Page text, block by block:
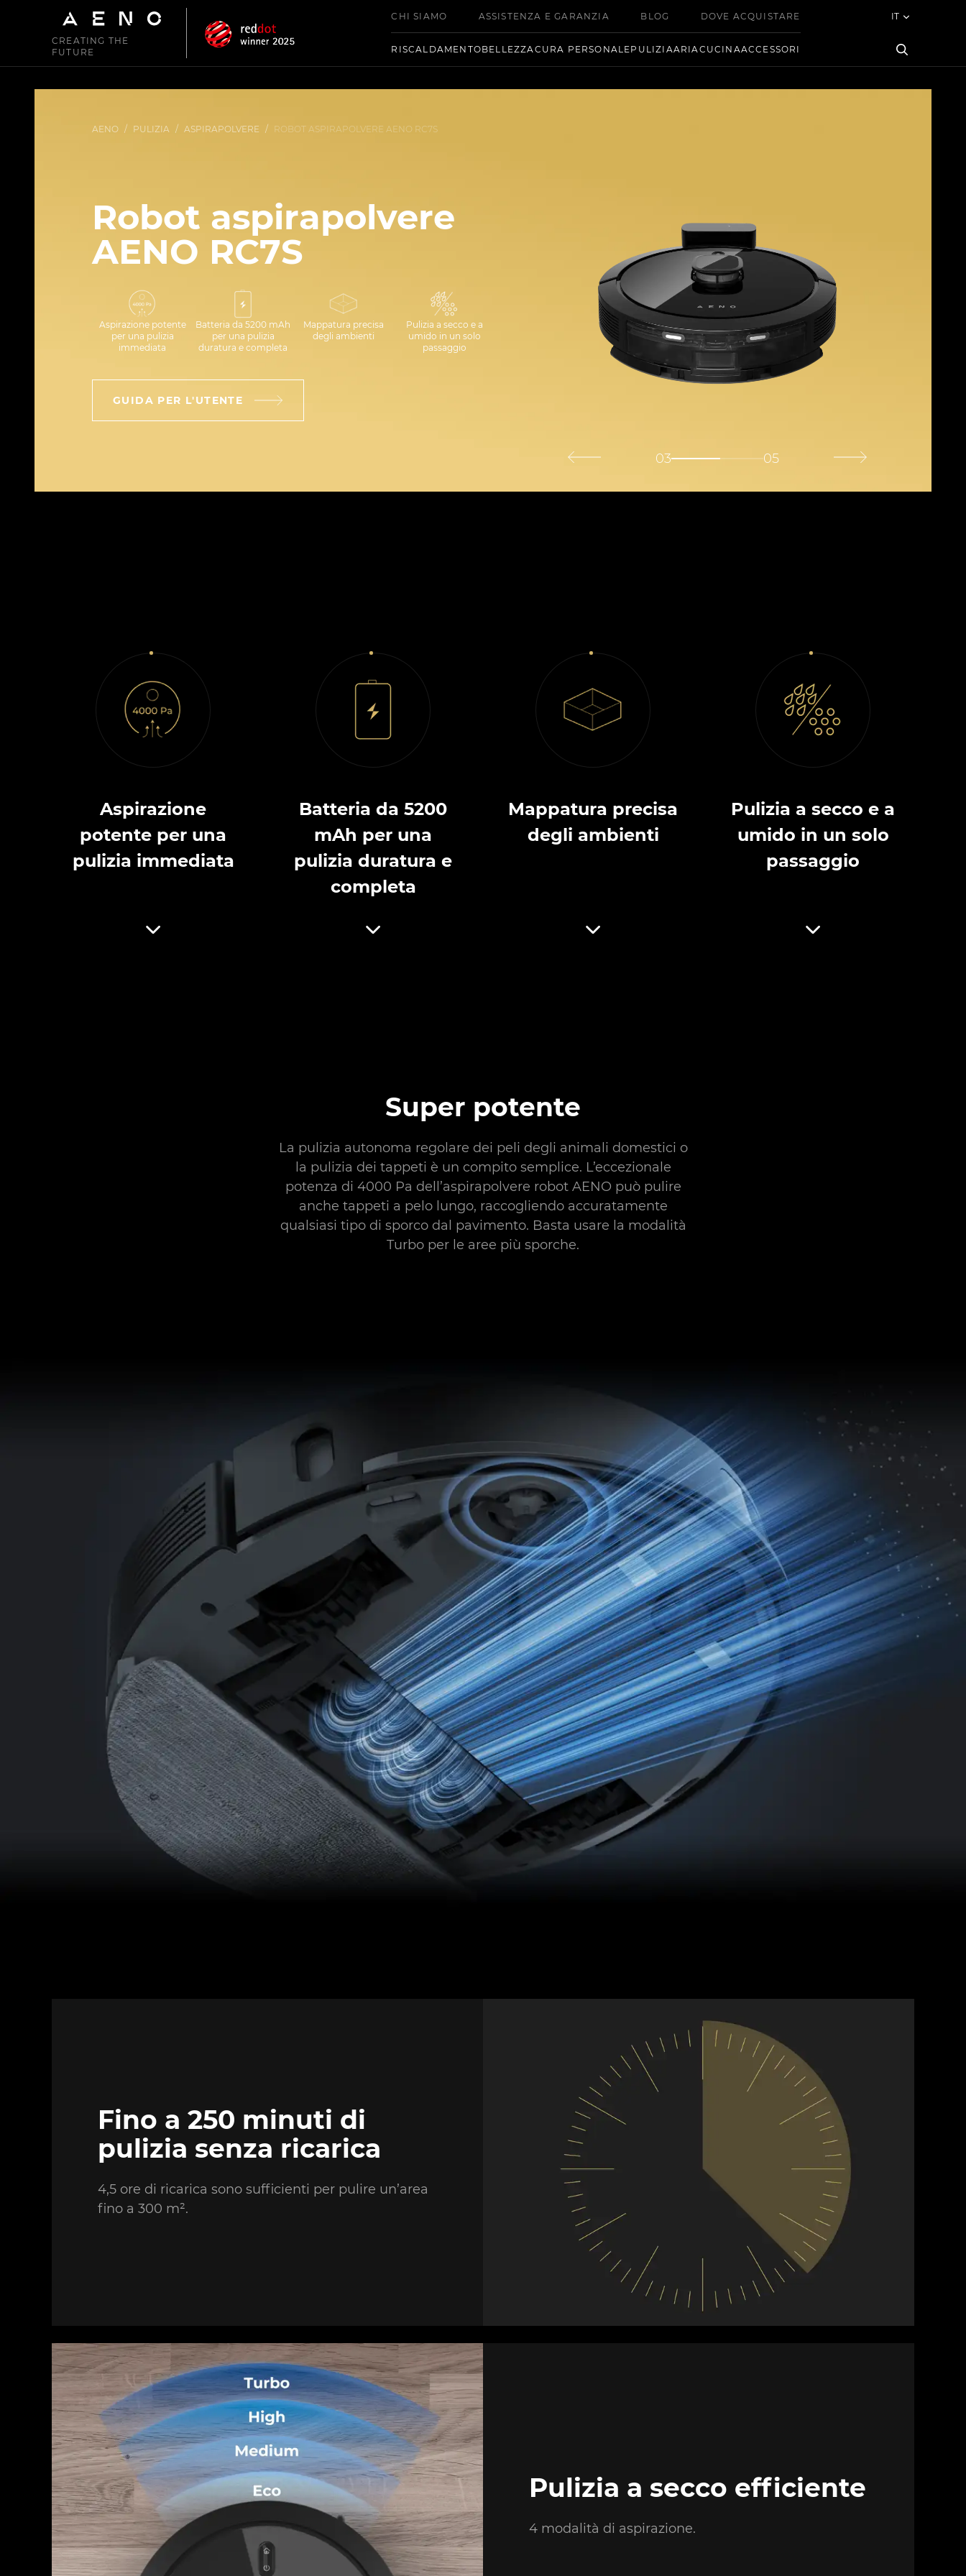
CREATING THE
FUTURE
CHI SIAMO ASSISTENZA E GARANZIA BLOG DOVE ACQUISTARE
RISCALDAMENTOBELLEZZACURA PERSONALEPULIZIAARIACUCINAACCESSORI
IT
AENO / PULIZIA / ASPIRAPOLVERE / ROBOT ASPIRAPOLVERE AENO RC7S
Robot aspirapolvere
AENO RC7S
Aspirazione potente
per una pulizia
immediata
Batteria da 5200 mAh
per una pulizia
duratura e completa
Mappatura precisa
degli ambienti
Pulizia a secco e a
umido in un solo
passaggio
GUIDA PER L'UTENTE
03 05
Aspirazione
potente per una
pulizia immediata
Batteria da 5200
mAh per una
pulizia duratura e
completa
Mappatura precisa
degli ambienti
Pulizia a secco e a
umido in un solo
passaggio
Super potente
La pulizia autonoma regolare dei peli degli animali domestici o
la pulizia dei tappeti è un compito semplice. L’eccezionale
potenza di 4000 Pa dell’aspirapolvere robot AENO può pulire
anche tappeti a pelo lungo, raccogliendo accuratamente
qualsiasi tipo di sporco dal pavimento. Basta usare la modalità
Turbo per le aree più sporche.
Fino a 250 minuti di
pulizia senza ricarica
4,5 ore di ricarica sono sufficienti per pulire un’area
fino a 300 m².
Pulizia a secco efficiente
4 modalità di aspirazione.